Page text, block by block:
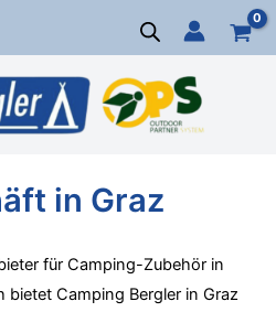
in Graz
für Camping-Zubehör in
bietet Camping Bergler in Graz